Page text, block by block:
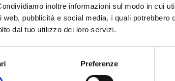
inoltre informazioni sul modo in cui
web, pubblicità e social media, i quali
dal tuo utilizzo dei loro servizi.
Preferenze